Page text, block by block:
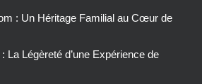
: Un Héritage Familial au Cœur de
La Légèreté d’une Expérience de